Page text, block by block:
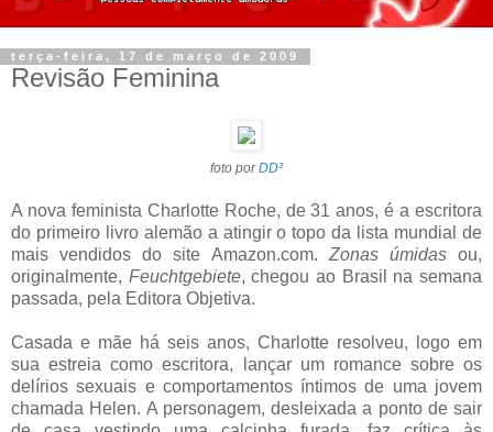
terça-feira, 17 de março de 2009
Revisão Feminina
foto porDD³
A nova feminista Charlotte Roche, de 31 anos, é a escritora
do primeiro livro alemão a atingir o topo da lista mundial de
mais vendidos do site Amazon.com. Zonas úmidasou,
originalmente, Feuchtgebiete, chegou ao Brasil na semana
passada, pela Editora Objetiva.
Casada e mãe há seis anos, Charlotte resolveu, logo em
sua estreia como escritora, lançar um romance sobre os
delírios sexuais e comportamentos íntimos de uma jovem
chamada Helen. A personagem, desleixada a ponto de sair